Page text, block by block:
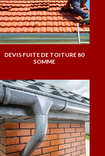
DEVIS FUITE DE TOITURE 80
SOMME